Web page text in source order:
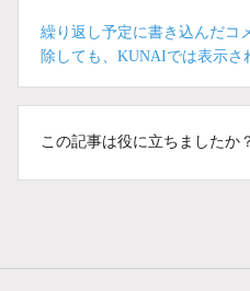
繰り返し予定に書き込んだコ
除しても、KUNAIでは表示さ
この記事は役に立ちましたか